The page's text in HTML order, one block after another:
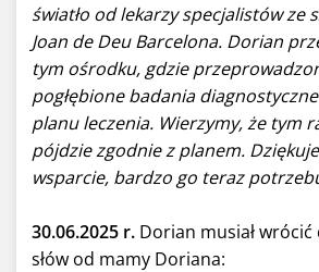
światło od lekarzy specjalistów ze
Joan de Deu Barcelona. Dorian
tym ośrodku, gdzie
pogłębione badania
planu leczenia. Wierzymy, że tym
pójdzie zgodnie z planem.
wsparcie, bardzo go teraz
30.06.2025 r. Dorian musiał wrócić
słów od mamy Doriana: